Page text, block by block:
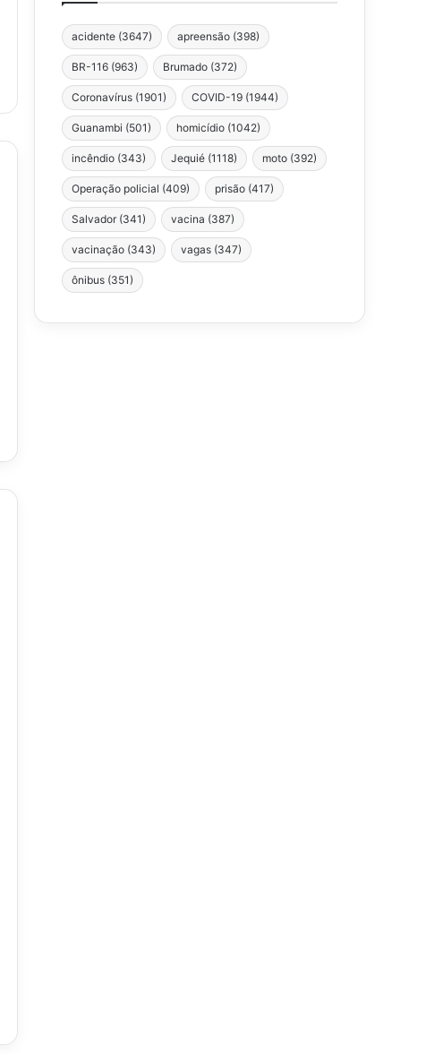
acidente (3647) apreensão (398)
BR-116 (963) Brumado (372)
Coronavírus (1901) COVID-19 (1944)
Guanambi (501) homicídio (1042)
incêndio (343) Jequié (1118) moto (392)
Operação policial (409) prisão (417)
Salvador (341) vacina (387)
vacinação (343) vagas (347)
ônibus (351)